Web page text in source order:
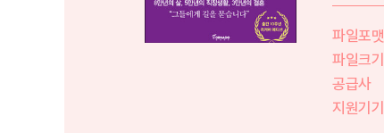
파일포맷
파일크기
공급사
지원기기